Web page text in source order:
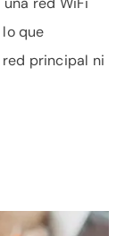
que
principal ni